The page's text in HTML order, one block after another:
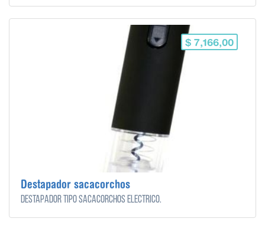
$ 7,166,00
Destapador sacacorchos
Destapador tipo sacacorchos eléctrico.